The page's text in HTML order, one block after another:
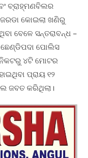
ବ୍ରାହ୍ମଣବିଲର
ଜରଡା କୋଇଲା ଖଣିରୁ
ବେଳେ ସନ୍ତରାବନ୍ଧ –
ଛେଣ୍ଡିପଦା ପୋଲିସ
ନିକଟରୁ ୪ଟି ମୋଟର
ପ୍ରାୟ ୧୨
ଜବତ କରିଥିଲା।